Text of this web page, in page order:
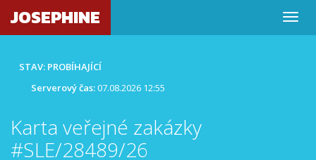
JOSEPHINE
STAV: PROBÍHAJÍCÍ
Serverový čas:07.08.2026 12:55
Karta veřejné zakázky
#SLE/28489/26